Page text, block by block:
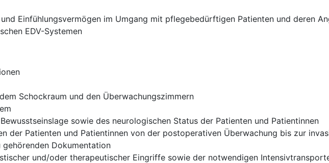
Einfühlungsvermögen im Umgang mit pflegebedürftigen Patienten und deren
EDV-Systemen
Schockraum und den Überwachungszimmern
sowie des neurologischen Status der Patienten und Patientinnen
der Patienten und Patientinnen von der postoperativen Überwachung bis zur
Dokumentation
und/oder therapeutischer Eingriffe sowie der notwendigen